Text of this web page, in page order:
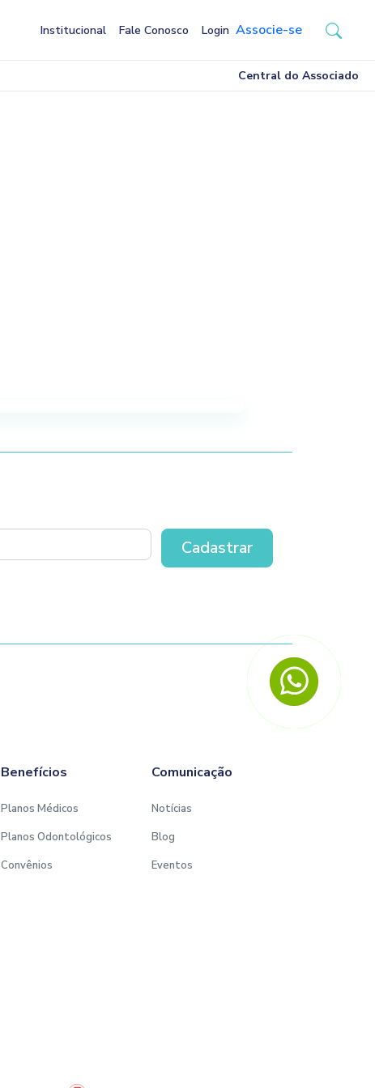
Institucional Fale Conosco Login Associe-se
Central do Associado
Benefícios
Planos Médicos
Planos Odontológicos
Convênios
Comunicação
Notícias
Blog
Eventos